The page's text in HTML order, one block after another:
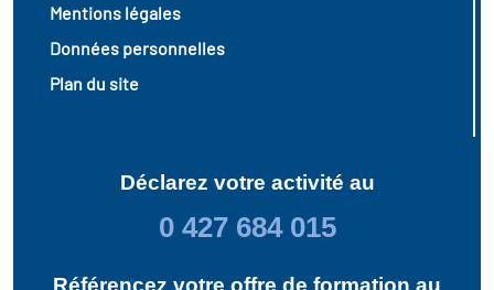
Mentions légales
Données personnelles
Plan du site
Déclarez votre activité au
0 427 684 015
Référencez votre offre de formation au